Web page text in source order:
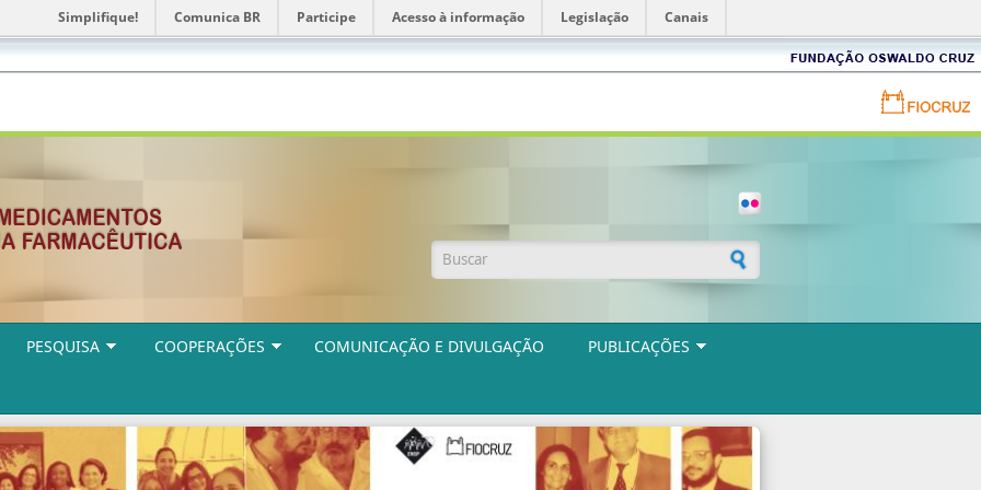
Simplifique! Comunica BR Participe Acesso à informação Legislação Canais
Fundação
Oswaldo
Portal
Formulário de busca
PESQUISA COOPERAÇÕES COMUNICAÇÃO E DIVULGAÇÃO PUBLICAÇÕES